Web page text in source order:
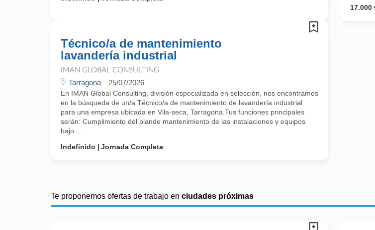
17.000
Técnico/a de mantenimiento
lavandería industrial
IMAN GLOBAL CONSULTING
Tarragona 25/07/2026
En IMAN Global Consulting, división especializada en selección, nos encontramos
en la búsqueda de un/a Técnico/a de mantenimiento de lavandería industrial
para una empresa ubicada en Vila-seca, Tarragona.Tus funciones principales
serán: Cumplimiento del plande mantenimiento de las instalaciones y equipos
bajo ...
Indefinido
Jornada Completa
Te proponemos ofertas de trabajo en ciudades próximas